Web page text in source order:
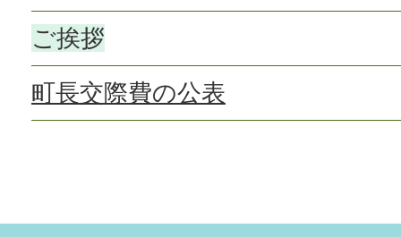
ご挨拶
町長交際費の公表